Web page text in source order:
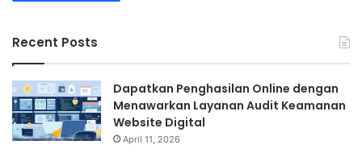
Recent Posts
Dapatkan Penghasilan Online dengan
Menawarkan Layanan Audit Keamanan
Website Digital
April 11, 2026